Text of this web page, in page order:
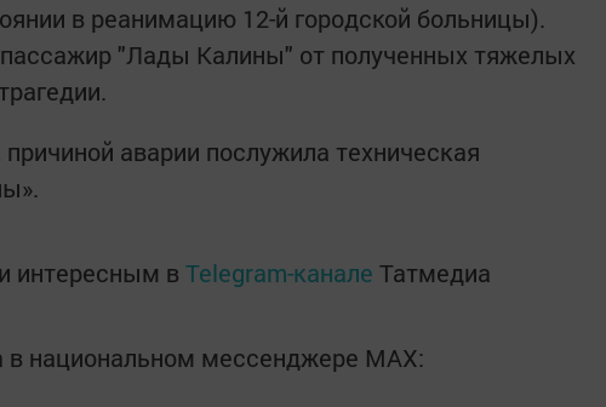
в реанимацию 12-й городской больницы).
пассажир "Лады Калины" от полученных тяжелых
аварии послужила техническая
интересным в Telegram-канале Татмедиа
в национальном мессенджере MАХ: